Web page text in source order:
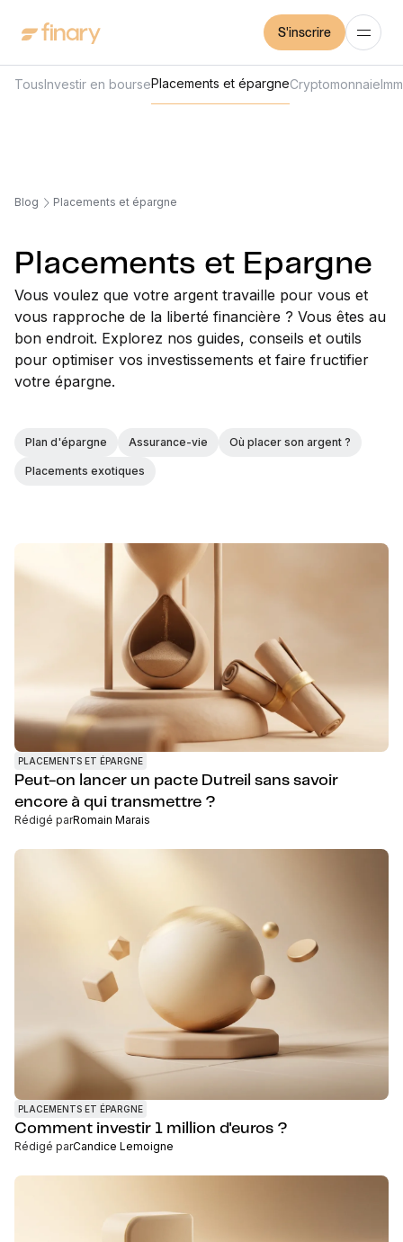
S'inscrire
TousInvestir en boursePlacements et épargneCryptomonnaie
Blog Placements et épargne
Placements et Epargne
Vous voulez que votre argent travaille pour vous et
vous rapproche de la liberté financière ? Vous êtes au
bon endroit. Explorez nos guides, conseils et outils
pour optimiser vos investissements et faire fructifier
votre épargne.
Plan d'épargne Assurance-vie Où placer son argent ?
Placements exotiques
PLACEMENTS ET ÉPARGNE
Peut-on lancer un pacte Dutreil sans savoir
encore à qui transmettre ?
Rédigé parRomain Marais
PLACEMENTS ET ÉPARGNE
Comment investir 1 million d'euros ?
Rédigé parCandice Lemoigne